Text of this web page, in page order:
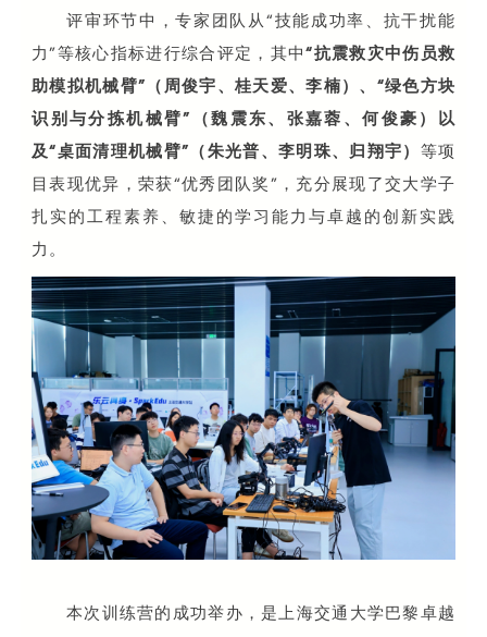
评审环节中，专家团队从“技能成功率、抗干扰能
力”等核心指标进行综合评定，其中“抗震救灾中伤员救
助模拟机械臂”（周俊宇、桂天爱、李楠）、“绿色方块
识别与分拣机械臂”（魏震东、张嘉蓉、何俊豪）以
及“桌面清理机械臂”（朱光普、李明珠、归翔宇） 等项
目表现优异，荣获“优秀团队奖”，充分展现了交大学子
扎实的工程素养、敏捷的学习能力与卓越的创新实践
力。
本次训练营的成功举办，是上海交通大学巴黎卓越